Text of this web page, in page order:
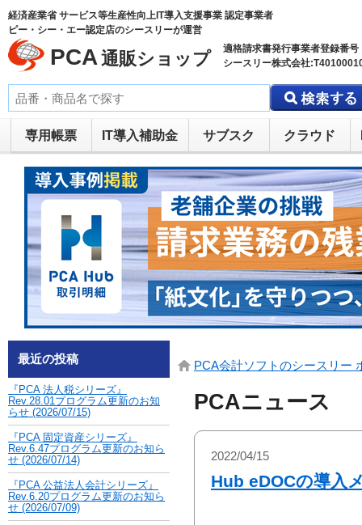
経済産業省 サービス等生産性向上IT導入支援事業 認定事業者
ピー・シー・エー認定店のシースリーが運営
PCA 通販ショップ
適格請求書発行事業者登録番号
シースリー株式会社
専用帳票 IT導入補助金 サブスク クラウド
最近の投稿
『PCA 法人税シリーズ』
Rev.28.01プログラム更新のお知
らせ (2026/07/15)
『PCA 固定資産シリーズ』
Rev.6.47プログラム更新のお知ら
せ (2026/07/14)
『PCA 公益法人会計シリーズ』
Rev.6.20プログラム更新のお知ら
せ (2026/07/09)
PCA会計ソフトのシースリー
PCAニュース
2022/04/15
Hub eDOCの導入